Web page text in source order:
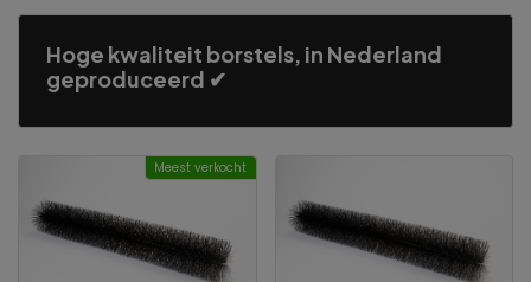
Hoge kwaliteit borstels, in Nederland
geproduceerd ✔
Meest verkocht